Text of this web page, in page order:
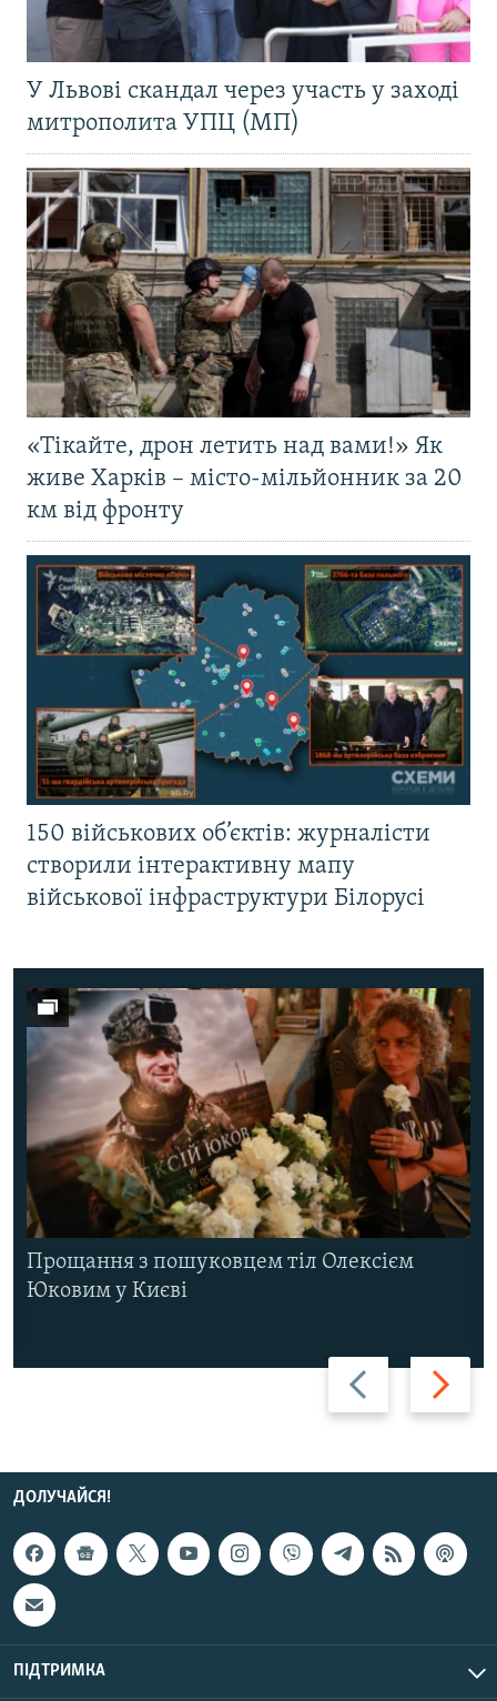
У Львові скандал через участь у заході
митрополита УПЦ (МП)
«Тікайте, дрон летить над вами!» Як
живе Харків – місто-мільйонник за 20
км від фронту
150 військових об’єктів: журналісти
створили інтерактивну мапу
військової інфраструктури Білорусі
Назад Вперед
Прощання з пошуковцем тіл Олексієм
Юковим у Києві
ДОЛУЧАЙСЯ!
ПІДТРИМКА